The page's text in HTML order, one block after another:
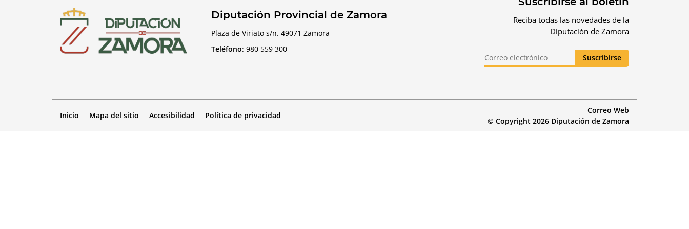
Diputación Provincial de Zamora
Plaza de Viriato s/n. 49071 Zamora
Teléfono: 980 559 300
Reciba todas las novedades de la
Diputación de Zamora
Inicio Mapa del sitio Accesibilidad Política de privacidad
Correo Web
© Copyright 2026 Diputación de Zamora